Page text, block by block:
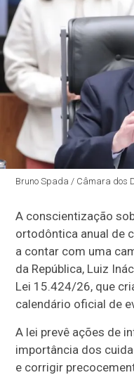
Bruno Spada / Câmara dos
A conscientização
ortodôntica anual de
a contar com uma
da República, Luiz
Lei 15.424/26, que
calendário oficial de
A lei prevê ações de
importância dos
e corrigir